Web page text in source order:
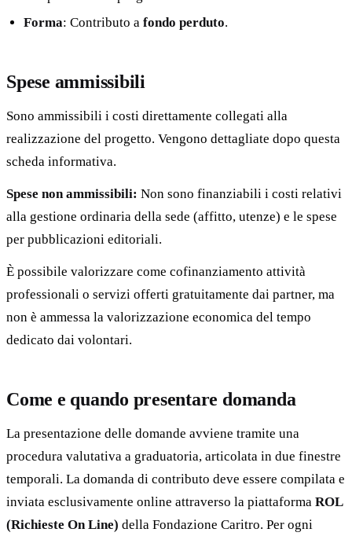
Forma: Contributo afondo perduto.
Spese ammissibili
Sono ammissibili i costi direttamente collegati alla
realizzazione del progetto. Vengono dettagliate dopo questa
scheda informativa.
Spese non ammissibili: Non sono finanziabili i costi relativi
alla gestione ordinaria della sede (affitto, utenze) e le spese
per pubblicazioni editoriali.
È possibile valorizzare come cofinanziamento attività
professionali o servizi offerti gratuitamente dai partner, ma
non è ammessa la valorizzazione economica del tempo
dedicato dai volontari.
Come e quando presentare domanda
La presentazione delle domande avviene tramite una
procedura valutativa a graduatoria, articolata in due finestre
temporali. La domanda di contributo deve essere compilata e
inviata esclusivamente online attraverso la piattaforma ROL
(Richieste On Line) della Fondazione Caritro. Per ogni